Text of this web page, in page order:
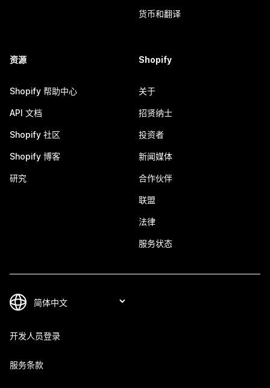
货币和翻译
资源
Shopify 帮助中心
API 文档
Shopify 社区
Shopify 博客
研究
Shopify
关于
招贤纳士
投资者
新闻媒体
合作伙伴
联盟
法律
服务状态
开发人员登录
服务条款